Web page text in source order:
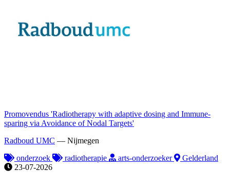
Promovendus 'Radiotherapy with adaptive dosing and Immune-
sparing via Avoidance of Nodal Targets'
Radboud UMC — Nijmegen
onderzoek
radiotherapie arts-onderzoeker
Gelderland
23-07-2026